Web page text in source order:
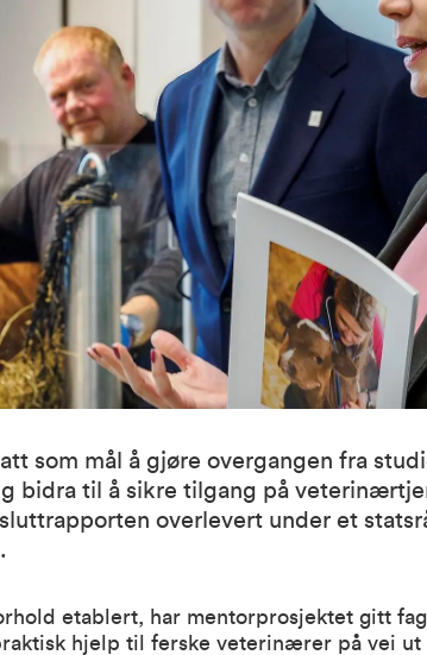
som mål å gjøre overgangen fra
bidra til å sikre tilgang på
overlevert under et
etablert, har mentorprosjektet gitt
hjelp til ferske veterinærer på vei ut